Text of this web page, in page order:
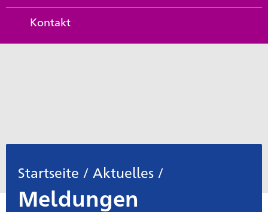
Kontakt
Startseite / Aktuelles /
Meldungen